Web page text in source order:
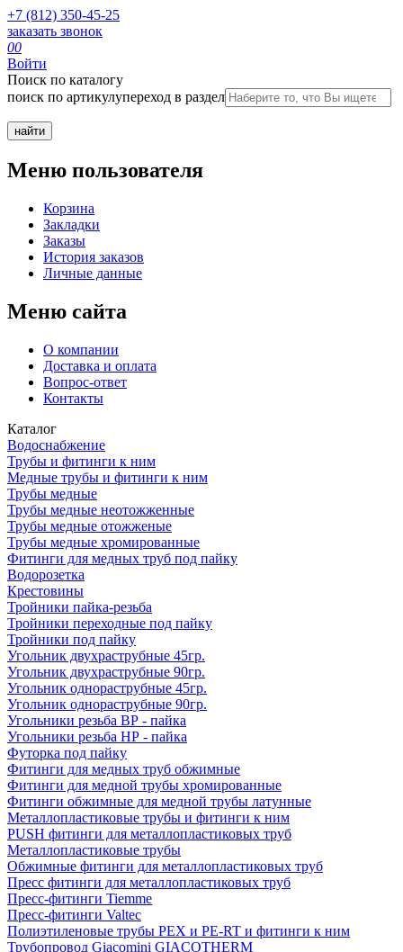
+7 (812) 350-45-25
заказать звонок
00
Войти
Поиск по каталогу
поиск по артикулупереход в раздел
Меню пользователя
Корзина
Закладки
Заказы
История заказов
Личные данные
Меню сайта
О компании
Доставка и оплата
Вопрос-ответ
Контакты
Каталог
Водоснабжение
Трубы и фитинги к ним
Медные трубы и фитинги к ним
Трубы медные
Трубы медные неотожженные
Трубы медные отожженые
Трубы медные хромированные
Фитинги для медных труб под пайку
Водорозетка
Крестовины
Тройники пайка-резьба
Тройники переходные под пайку
Тройники под пайку
Угольник двухраструбные 45гр.
Угольник двухраструбные 90гр.
Угольник однораструбные 45гр.
Угольник однораструбные 90гр.
Угольники резьба ВР - пайка
Угольники резьба НР - пайка
Футорка под пайку
Фитинги для медных труб обжимные
Фитинги для медной трубы хромированные
Фитинги обжимные для медной трубы латунные
Металлопластиковые трубы и фитинги к ним
PUSH фитинги для металлопластиковых труб
Металлопластиковые трубы
Обжимные фитинги для металлопластиковых труб
Пресс фитинги для металлопластиковых труб
Пресс-фитинги Tiemme
Пресс-фитинги Valtec
Полиэтиленовые трубы PEX и PE-RT и фитинги к ним
Трубопровод Giacomini GIACOTHERM